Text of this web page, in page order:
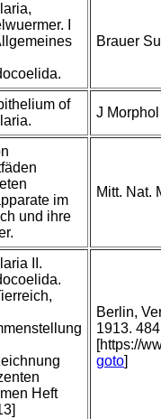
I
Brauer
of
J
im
und ihre
Mitt. Nat.
II.
Heft
Berlin,
1913.
[https://
goto]